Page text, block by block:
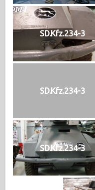
SD.Kfz.234-3
SD.Kfz.234-3
SD.Kfz.234-3